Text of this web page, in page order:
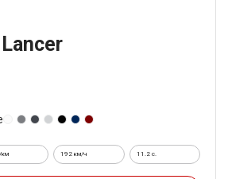
км 192 км/ч 11.2 c.